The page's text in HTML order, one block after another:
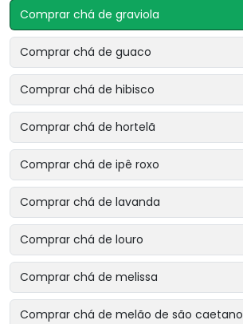
Comprar chá de graviola
Comprar chá de guaco
Comprar chá de hibisco
Comprar chá de hortelã
Comprar chá de ipê roxo
Comprar chá de lavanda
Comprar chá de louro
Comprar chá de melissa
Comprar chá de melão de são caetano